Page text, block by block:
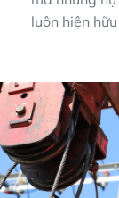
luôn hiện